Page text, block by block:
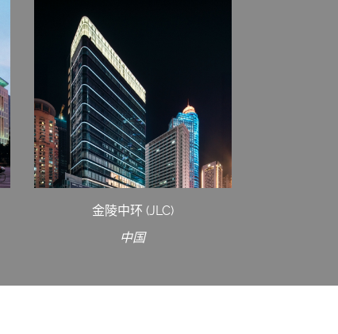
金陵中环 (JLC)
中国